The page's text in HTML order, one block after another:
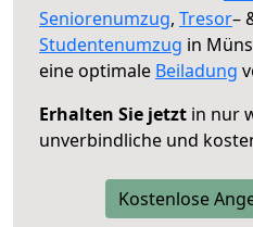
Seniorenumzug, Tresor–
Studentenumzug in
eine optimale Beiladung
Erhalten Sie jetzt in nur
unverbindliche und
Kostenlose